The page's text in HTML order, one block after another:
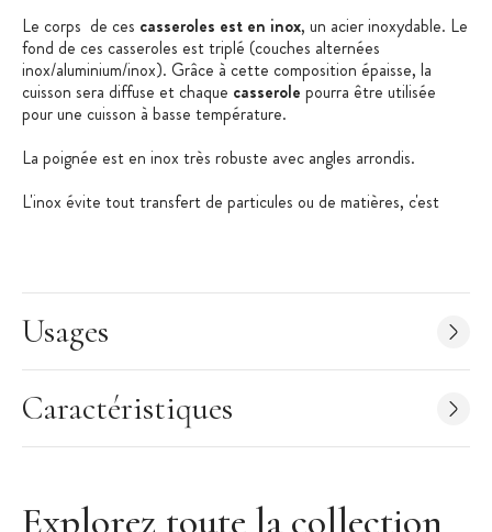
Le corps de ces casseroles est en inox, un acier inoxydable. Le
fond de ces casseroles est triplé (couches alternées
inox/aluminium/inox). Grâce à cette composition épaisse, la
cuisson sera diffuse et chaque casserole pourra être utilisée
pour une cuisson à basse température.
La poignée est en inox très robuste avec angles arrondis.
L'inox évite tout transfert de particules ou de matières, c'est
Les + produit :
Fond triple sandwich : Inox / Aluminium / Inox
Nettoyage simple : passe au lave vaisselle
Tous feux y compris induction
Qualité professionnelle
Matière : Inox (acier inoxydable)
Usages
Caractéristiques
Explorez toute la collection